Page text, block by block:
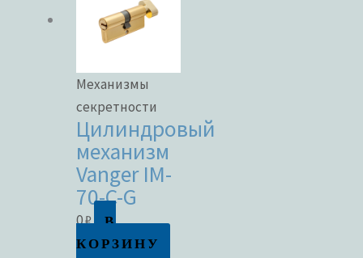
Метки товаров
Механизмы
секретности
Цилиндровый
механизм
Vanger IM-
70-C-G
0₽
В
КОРЗИНУ